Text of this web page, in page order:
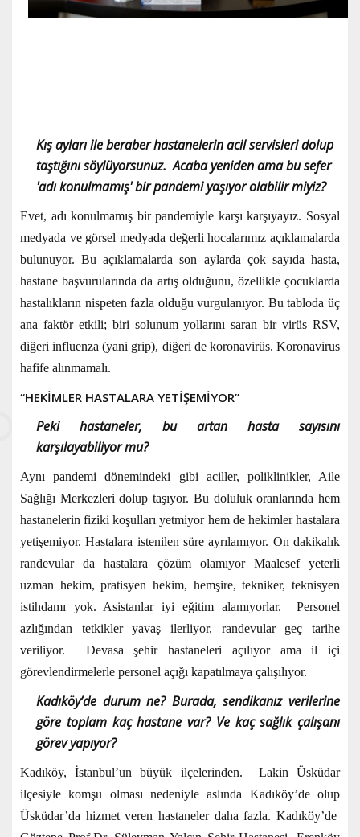
Kış ayları ile beraber hastanelerin acil servisleri dolup
taştığını söylüyorsunuz. Acaba yeniden ama bu sefer
'adı konulmamış' bir pandemi yaşıyor olabilir miyiz?
Evet, adı konulmamış bir pandemiyle karşı karşıyayız. Sosyal
medyada ve görsel medyada değerli hocalarımız açıklamalarda
bulunuyor. Bu açıklamalarda son aylarda çok sayıda hasta,
hastane başvurularında da artış olduğunu, özellikle çocuklarda
hastalıkların nispeten fazla olduğu vurgulanıyor. Bu tabloda üç
ana faktör etkili; biri solunum yollarını saran bir virüs RSV,
diğeri influenza (yani grip), diğeri de koronavirüs. Koronavirus
hafife alınmamalı.
“HEKİMLER HASTALARA YETİŞEMİYOR”
Peki hastaneler, bu artan hasta sayısını
karşılayabiliyor mu?
Aynı pandemi dönemindeki gibi aciller, poliklinikler, Aile
Sağlığı Merkezleri dolup taşıyor. Bu doluluk oranlarında hem
hastanelerin fiziki koşulları yetmiyor hem de hekimler hastalara
yetişemiyor. Hastalara istenilen süre ayrılamıyor. On dakikalık
randevular da hastalara çözüm olamıyor Maalesef yeterli
uzman hekim, pratisyen hekim, hemşire, tekniker, teknisyen
istihdamı yok. Asistanlar iyi eğitim alamıyorlar. Personel
azlığından tetkikler yavaş ilerliyor, randevular geç tarihe
veriliyor. Devasa şehir hastaneleri açılıyor ama il içi
görevlendirmelerle personel açığı kapatılmaya çalışılıyor.
Kadıköy’de durum ne? Burada, sendikanız verilerine
göre toplam kaç hastane var? Ve kaç sağlık çalışanı
görev yapıyor?
Kadıköy, İstanbul’un büyük ilçelerinden. Lakin Üsküdar
ilçesiyle komşu olması nedeniyle aslında Kadıköy’de olup
Üsküdar’da hizmet veren hastaneler daha fazla. Kadıköy’de